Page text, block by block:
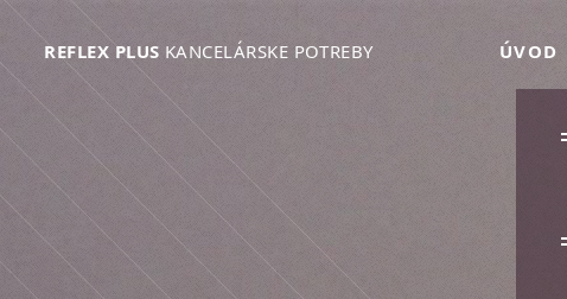
REFLEX PLUS KANCELÁRSKE POTREBY ÚVOD